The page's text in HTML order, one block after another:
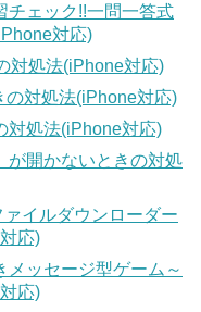
チェック!!一問一答式
対応)
対処法(iPhone対応)
の対処法(iPhone対応)
対処法(iPhone対応)
が開かないときの対処
イルダウンローダー
応)
ッセージ型ゲーム～
応)